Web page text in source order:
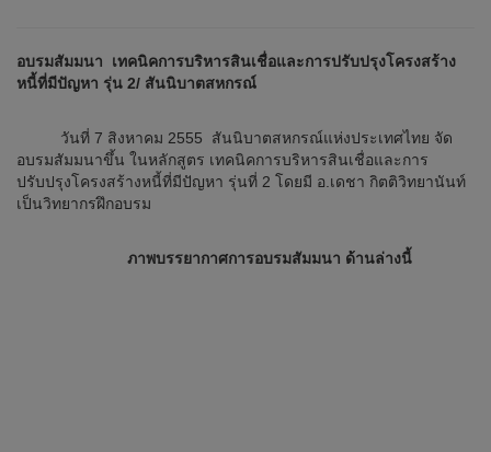
อบรมสัมมนา เทคนิคการบริหารสินเชื่อและการปรับปรุงโครงสร้าง
หนี้ที่มีปัญหา รุ่น 2/ สันนิบาตสหกรณ์
วันที่ 7 สิงหาคม 2555 สันนิบาตสหกรณ์แห่งประเทศไทย จัด
อบรมสัมมนาขึ้น ในหลักสูตร เทคนิคการบริหารสินเชื่อและการ
ปรับปรุงโครงสร้างหนี้ที่มีปัญหา รุ่นที่ 2 โดยมี อ.เดชา กิตติวิทยานันท์
เป็นวิทยากรฝึกอบรม
ภาพบรรยากาศการอบรมสัมมนา ด้านล่างนี้